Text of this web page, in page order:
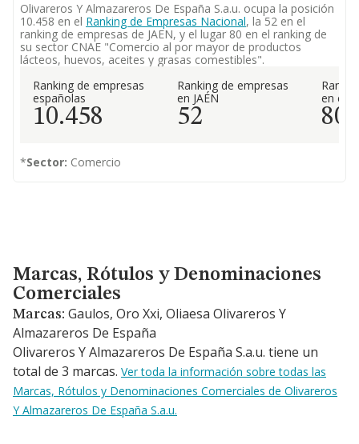
Olivareros Y Almazareros De España S.a.u. ocupa la posición
10.458 en el Ranking de Empresas Nacional, la 52 en el
ranking de empresas de JAEN, y el lugar 80 en el ranking de
su sector CNAE "Comercio al por mayor de productos
lácteos, huevos, aceites y grasas comestibles".
Ranking de empresas
españolas
10.458
Ranking de empresas
en JAÉN
52
en el
80
*Sector: Comercio
Marcas, Rótulos y Denominaciones Comerciales
Marcas, Rótulos y Denominaciones
Comerciales
Marcas: Gaulos, Oro Xxi, Oliaesa Olivareros Y
Almazareros De España
Olivareros Y Almazareros De España S.a.u. tiene un
total de 3 marcas. Ver toda la información sobre todas las
Marcas, Rótulos y Denominaciones Comerciales de Olivareros
Y Almazareros De España S.a.u.